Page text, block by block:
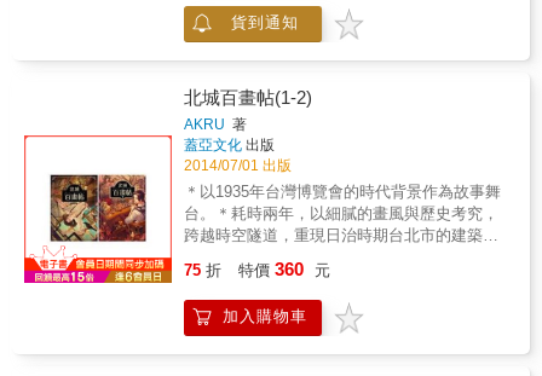
貨到通知
北城百畫帖(1-2)
AKRU 著
蓋亞文化 出版
2014/07/01 出版
＊以1935年台灣博覽會的時代背景作為故事舞
台。＊耗時兩年，以細膩的畫風與歷史考究，
跨越時空隧道，重現日治時期台北市的建築服
的故事，充滿感情的浪漫繪卷。重回阿公阿嬤
時代的嘉年華——台灣博覽會！漫畫家AKRU耗
時兩年，充滿昭和氣氛的浪漫繪卷！一九三五
75 折 特價 360 元
加入購物車